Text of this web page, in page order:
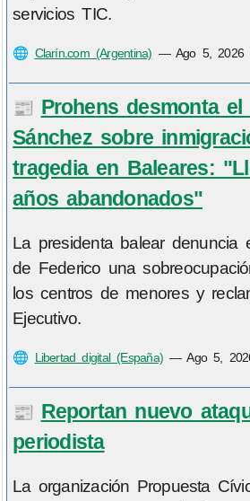
servicios TIC.
🌐 Clarín.com (Argentina) — Ago 5, 2026
📰 Prohens desmonta
Sánchez sobre
tragedia en Baleares:
años abandonados"
La presidenta balear denuncia
de Federico una
los centros de menores y
Ejecutivo.
🌐 Libertad digital (España) —Ago 5,
📰 Reportan nuevo
periodista
La organización Propuesta